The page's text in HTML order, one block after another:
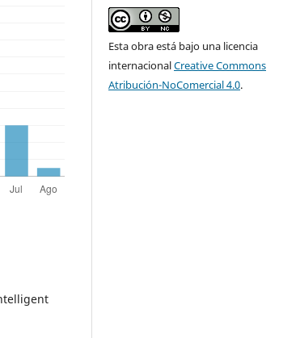
Esta obra está bajo una licencia
internacionalCreative Commons
Atribución-NoComercial 4.0.